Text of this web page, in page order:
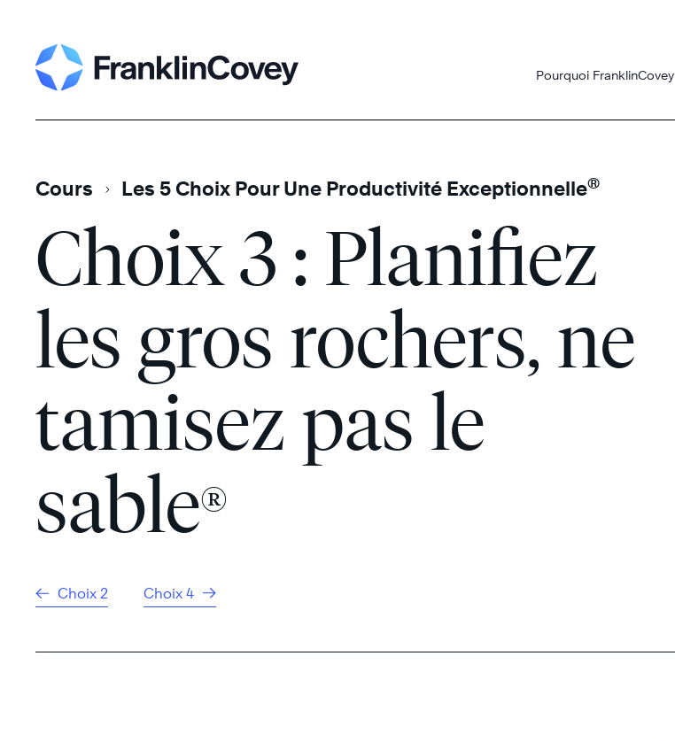
to
content
Pourquoi FranklinCovey
Cours Les 5 Choix Pour Une Productivité Exceptionnelle®
Choix 3 : Planifiez
les gros rochers, ne
tamisez pas le
sable®
Choix 2 Choix 4